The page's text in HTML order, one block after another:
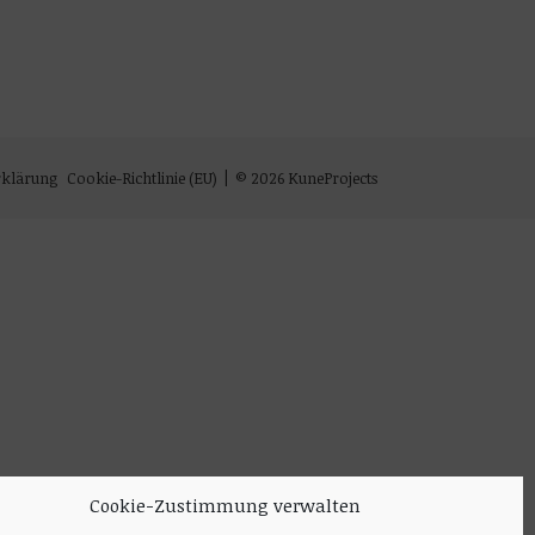
Cookie-Zustimmung verwalten
© 2026 KuneProjects
Cookie-Richtlinie (EU)